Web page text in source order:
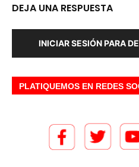
DEJA UNA RESPUESTA
INICIAR SESIÓN PARA
PLATIQUEMOS EN REDES